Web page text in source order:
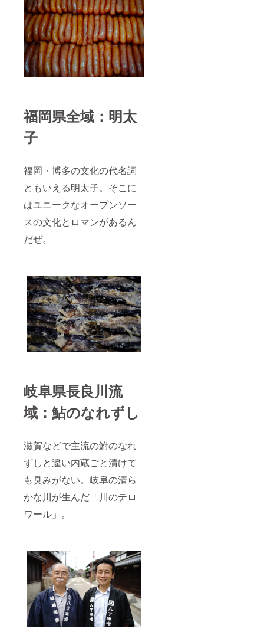
福岡県全域：明太
子
福岡・博多の文化の代名詞
ともいえる明太子。そこに
はユニークなオープンソー
スの文化とロマンがあるん
だぜ。
岐阜県長良川流
域：鮎のなれずし
滋賀などで主流の鮒のなれ
ずしと違い内蔵ごと漬けて
も臭みがない。岐阜の清ら
かな川が生んだ「川のテロ
ワール」。